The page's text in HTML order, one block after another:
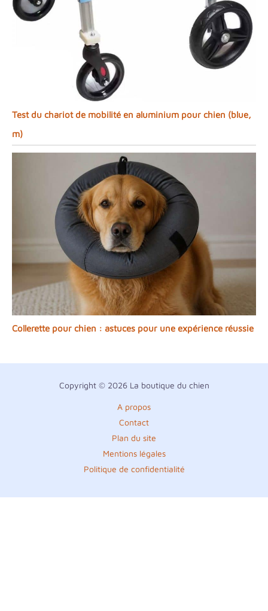
Test du chariot de mobilité en aluminium pour chien (blue,
m)
Collerette pour chien : astuces pour une expérience réussie
Copyright © 2026 La boutique du chien
A propos
Contact
Plan du site
Mentions légales
Politique de confidentialité